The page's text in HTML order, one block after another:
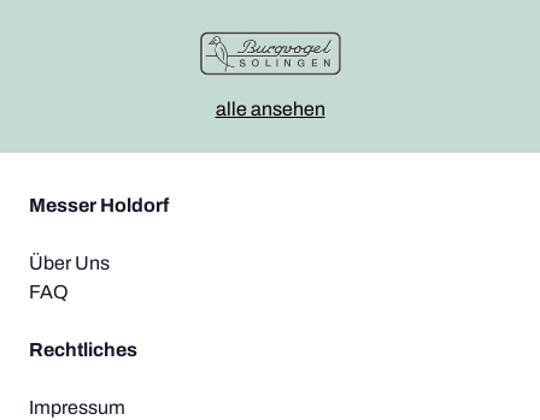
alle ansehen
Messer Holdorf
Über Uns
FAQ
Rechtliches
Impressum